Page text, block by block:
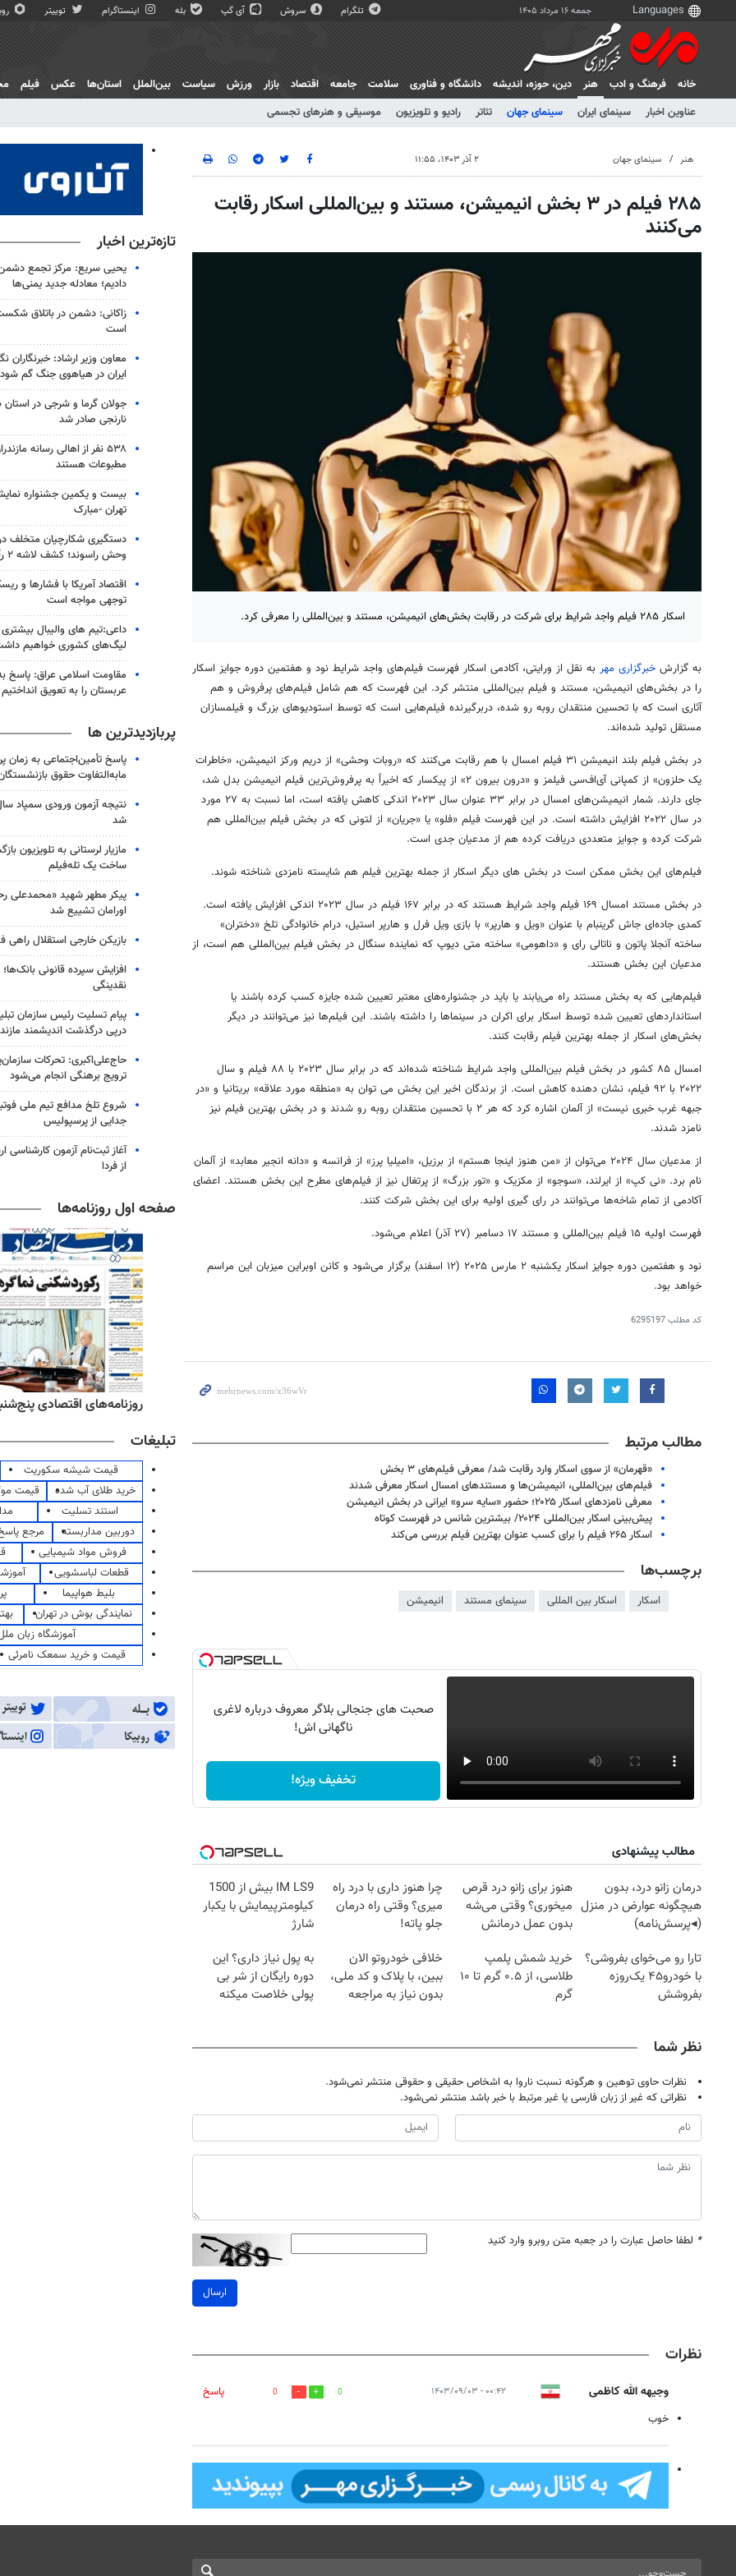
جمعه ۱۶ مرداد ۱۴۰۵ تلگرام سروش آی گپ بله اینستاگرام توییتر
خانه فرهنگ و ادب
هنر
عناوین اخبار
سینمای ایران سینمای جهان تئاتر رادیو و تلویزیون موسیقی و هنرهای تجسمی
دين، حوزه، انديشه دانشگاه و فناوری سلامت جامعه اقتصاد بازار ورزش سیاست بین‌الملل استان‌ها عکس فیلم
هنر سینمای جهان ۲ آذر ۱۴۰۳، ۱۱:۵۵
۲۸۵ فیلم در ۳ بخش انیمیشن، مستند و بین‌المللی اسکار رقابت
می‌کنند
اسکار ۲۸۵ فیلم واجد شرایط برای شرکت در رقابت بخش‌های انیمیشن، مستند و بین‌المللی را معرفی کرد.
به گزارش خبرگزاری مهر به نقل از ورایتی، آکادمی اسکار فهرست فیلم‌های واجد شرایط نود و هفتمین دوره جوایز اسکار
را در بخش‌های انیمیشن، مستند و فیلم بین‌المللی منتشر کرد. این فهرست که هم شامل فیلم‌های پرفروش و هم
آثاری است که با تحسین منتقدان روبه رو شده، دربرگیرنده فیلم‌هایی است که توسط استودیوهای بزرگ و فیلمسازان
مستقل تولید شده‌اند.
در بخش فیلم بلند انیمیشن ۳۱ فیلم امسال با هم رقابت می‌کنند که «روبات وحشی» از دریم ورکز انیمیشن، «خاطرات
یک حلزون» از کمپانی آی‌اف‌سی فیلمز و «درون بیرون ۲» از پیکسار که اخیراً به پرفروش‌ترین فیلم انیمیشن بدل شد،
جای دارند. شمار انیمیشن‌های امسال در برابر ۳۳ عنوان سال ۲۰۲۳ اندکی کاهش یافته است، اما نسبت به ۲۷ مورد
در سال ۲۰۲۲ افزایش داشته است. در این فهرست فیلم «فلو» یا «جریان» از لتونی که در بخش فیلم بین‌المللی هم
شرکت کرده و جوایز متعددی دریافت کرده هم از مدعیان جدی است.
فیلم‌های این بخش ممکن است در بخش های دیگر اسکار از جمله بهترین فیلم هم شایسته نامزدی شناخته شوند.
در بخش مستند امسال ۱۶۹ فیلم واجد شرایط هستند که در برابر ۱۶۷ فیلم در سال ۲۰۲۳ اندکی افزایش یافته است.
کمدی جاده‌ای جاش گرینبام با عنوان «ویل و هارپر» با بازی ویل فرل و هارپر استیل، درام خانوادگی تلخ «دختران»
ساخته آنجلا پاتون و ناتالی رای و «داهومی» ساخته متی دیوپ که نماینده سنگال در بخش فیلم بین‌المللی هم است، از
مدعیان این بخش هستند.
فیلم‌هایی که به بخش مستند راه می‌یابند یا باید در جشنواره‌های معتبر تعیین شده جایزه کسب کرده باشند یا
استانداردهای تعیین شده توسط اسکار برای اکران در سینماها را داشته باشند. این فیلم‌ها نیز می‌توانند در دیگر
بخش‌های اسکار از جمله بهترین فیلم رقابت کنند.
امسال ۸۵ کشور در بخش فیلم بین‌المللی واجد شرایط شناخته شده‌اند که در برابر سال ۲۰۲۳ با ۸۸ فیلم و سال
۲۰۲۲ با ۹۲ فیلم، نشان دهنده کاهش است. از برندگان اخیر این بخش می توان به «منطقه مورد علاقه» بریتانیا و «در
جبهه غرب خبری نیست» از آلمان اشاره کرد که هر ۲ با تحسین منتقدان روبه رو شدند و در بخش بهترین فیلم نیز
نامزد شدند.
از مدعیان سال ۲۰۲۴ می‌توان از «من هنوز اینجا هستم» از برزیل، «امیلیا پرز» از فرانسه و «دانه انجیر معابد» از آلمان
نام برد. «نی کپ» از ایرلند، «سوجو» از مکزیک و «تور بزرگ» از پرتغال نیز از فیلم‌های مطرح این بخش هستند. اعضای
آکادمی از تمام شاخه‌ها می‌توانند در رای گیری اولیه برای این بخش شرکت کنند.
فهرست اولیه ۱۵ فیلم بین‌المللی و مستند ۱۷ دسامبر (۲۷ آذر) اعلام می‌شود.
نود و هفتمین دوره جوایز اسکار یکشنبه ۲ مارس ۲۰۲۵ (۱۲ اسفند) برگزار می‌شود و کانن اوبراین میزبان این مراسم
خواهد بود.
کد مطلب6295197
مطالب مرتبط
«قهرمان» از سوی اسکار وارد رقابت شد/ معرفی فیلم‌های ۳ بخش
فیلم‌های بین‌المللی، انیمیشن‌ها و مستندهای امسال اسکار معرفی شدند
معرفی نامزدهای اسکار ۲۰۲۵؛ حضور «سایه سرو» ایرانی در بخش انیمیشن
پیش‌بینی‌ اسکار بین‌المللی ۲۰۲۴/ بیشترین شانس در فهرست کوتاه
اسکار ۲۶۵ فیلم را برای کسب عنوان بهترین فیلم بررسی می‌کند
برچسب‌ها
اسکار اسکار بین المللی سینمای مستند انیمیشن
صحبت های جنجالی بلاگر معروف درباره لاغری
ناگهانی اش!
تخفیف ویژه!
مطالب پیشنهادی
درمان زانو درد، بدون
هیچگونه عوارض در منزل
(◂پرسش‌نامه)
هنوز برای زانو درد قرص
میخوری؟ وقتی می‌شه
بدون عمل درمانش
چرا هنوز داری با درد راه
میری؟ وقتی راه درمان
جلو پاته!
IM LS9 بیش از 1500
کیلومترپیمایش با یکبار
شارژ
تارا رو می‌خوای بفروشی؟
با خودرو۴۵ یک‌روزه
بفروشش
خرید شمش پلمپ
طلاسی، از ۰.۵ گرم تا ۱۰
گرم
خلافی خودروتو الان
ببین، با پلاک و کد ملی،
بدون نیاز به مراجعه
به پول نیاز داری؟ این
دوره رایگان از شر بی
پولی خلاصت میکنه
نظر شما
نظرات حاوی توهین و هرگونه نسبت ناروا به اشخاص حقیقی و حقوقی منتشر نمی‌شود.
نظراتی که غیر از زبان فارسی یا غیر مرتبط با خبر باشد منتشر نمی‌شود.
* لطفا حاصل عبارت را در جعبه متن روبرو وارد کنید
ارسال
نظرات
وجیهه الله کاظمی ۰۰:۴۲ - ۱۴۰۳/۰۹/۰۳ 0
0
پاسخ
خوب
تازه‌ترین اخبار
یحیی سریع: مرکز تجمع
دادیم؛ معادله جدید یمنی‌ها
زاکانی: دشمن در باتلاق
است
معاون وزیر ارشاد: خبرنگاران
ایران در هیاهوی جنگ گم شود
جولان گرما و شرجی در استان
نارنجی صادر شد
۵۳۸ نفر از اهالی رسانه
مطبوعات هستند
بیست و یکمین جشنواره
تهران -مبارک
دستگیری شکارچیان متخلف
وحش راسوند؛ کشف لاشه ۲ رأس گراز
اقتصاد آمریکا با فشارها و
توجهی مواجه است
داعی:تیم های والیبال بیشتری
لیگ‌های کشوری خواهیم
مقاومت اسلامی عراق: پاسخ
عربستان را به تعویق انداختیم
پربازدیدترین ها
پاسخ تأمین‌اجتماعی به زمان
مابه‌التفاوت حقوق
شد
مازیار لرستانی به تلویزیون
ساخت یک تله‌فیلم
پیکر مطهر شهید «محمدعلی
اورامان تشییع شد
بازیکن خارجی استقلال راهی
افزایش سپرده قانونی بانک‌ها؛
نقدینگی
پیام تسلیت رئیس سازمان
درپی درگذشت اندیشمند
حاج‌علی‌اکبری: تحرکات
ترویج برهنگی انجام می‌شود
شروع تلخ مدافع تیم ملی
جدایی از پرسپولیس
آغاز ثبت‌نام‌ آزمون
از فردا
صفحه اول روزنامه‌ها
روزنامه‌های صبح پنج‌شنبه ۱۵ مرداد ۱۴۰۵ روزنامه‌های اقتصادی پنج‌شنبه ۱۵ مرداد
تبلیغات
قیمت شیشه سکوریت
خرید طلای آب شده
قیمت
استند تسلیت
دوربین مداربسته
مرجع
فروش مواد شیمیایی
قطعات لباسشویی
بلیط هواپیما
نمایندگی بوش در تهران
آموزشگاه زبان
قیمت و خرید سمعک نامرئی